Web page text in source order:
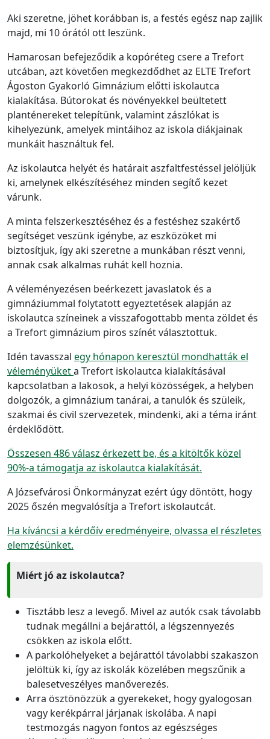
Aki szeretne, jöhet korábban is, a festés egész nap zajlik
majd, mi 10 órától ott leszünk.
Hamarosan befejeződik a kopóréteg csere a Trefort
utcában, azt követően megkezdődhet az ELTE Trefort
Ágoston Gyakorló Gimnázium előtti iskolautca
kialakítása. Bútorokat és növényekkel beültetett
planténereket telepítünk, valamint zászlókat is
kihelyezünk, amelyek mintáihoz az iskola diákjainak
munkáit használtuk fel.
Az iskolautca helyét és határait aszfaltfestéssel jelöljük
ki, amelynek elkészítéséhez minden segítő kezet
várunk.
A minta felszerkesztéséhez és a festéshez szakértő
segítséget veszünk igénybe, az eszközöket mi
biztosítjuk, így aki szeretne a munkában részt venni,
annak csak alkalmas ruhát kell hoznia.
A véleményezésen beérkezett javaslatok és a
gimnáziummal folytatott egyeztetések alapján az
iskolautca színeinek a visszafogottabb menta zöldet és
a Trefort gimnázium piros színét választottuk.
Idén tavasszal egy hónapon keresztül mondhatták el
véleményüketa Trefort iskolautca kialakításával
kapcsolatban a lakosok, a helyi közösségek, a helyben
dolgozók, a gimnázium tanárai, a tanulók és szüleik,
szakmai és civil szervezetek, mindenki, aki a téma iránt
érdeklődött.
Összesen 486 válasz érkezett be, és a kitöltők közel
90%-a támogatja az iskolautca kialakítását.
A Józsefvárosi Önkormányzat ezért úgy döntött, hogy
2025 őszén megvalósítja a Trefort iskolautcát.
Ha kíváncsi a kérdőív eredményeire, olvassa el részletes
elemzésünket.
Miért jó az iskolautca?
Tisztább lesz a levegő. Mivel az autók csak távolabb
tudnak megállni a bejárattól, a légszennyezés
csökken az iskola előtt.
A parkolóhelyeket a bejárattól távolabbi szakaszon
jelöltük ki, így az iskolák közelében megszűnik a
balesetveszélyes manőverezés.
Arra ösztönözzük a gyerekeket, hogy gyalogosan
vagy kerékpárral járjanak iskolába. A napi
testmozgás nagyon fontos az egészséges